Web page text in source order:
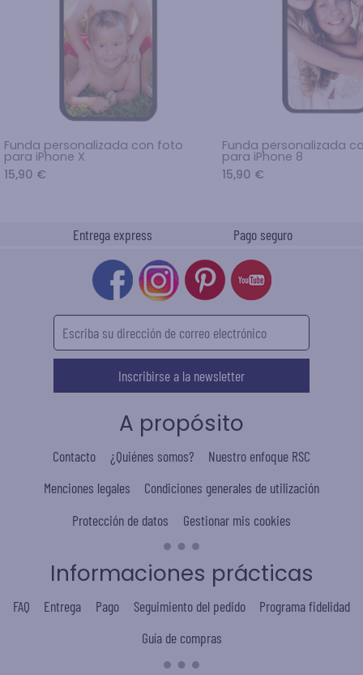
Funda personalizada con foto
para iPhone X
15,90 €
Funda personalizada
para iPhone 8
15,90 €
Entrega express Pago seguro
Inscribirse a la newsletter
A propósito
Contacto ¿Quiénes somos?
Nuestro enfoque RSC
Menciones legales
Condiciones generales de utilización
Protección de datos
Gestionar mis cookies
Informaciones prácticas
FAQ Entrega Pago Seguimiento del pedido
Programa fidelidad
Guía de compras